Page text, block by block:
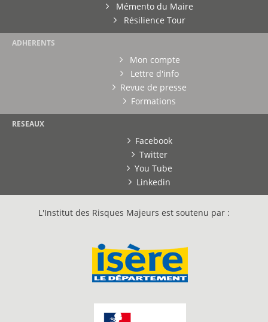
Mémento du Maire
Résilience Tour
ADHERENTS
Mon compte
Lettre d'info
Revue de presse
Formations
RESEAUX
Facebook
Twitter
You Tube
Linkedin
L'Institut des Risques Majeurs est soutenu par :